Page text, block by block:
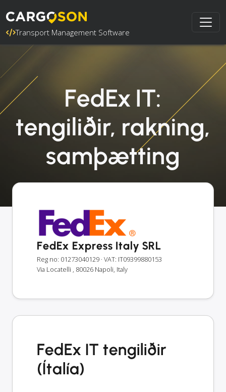
Transport Management Software
FedEx IT:
tengiliðir, rakning,
samþætting
FedEx Express Italy SRL
Reg no: 01273040129 · VAT: IT09399880153
Via Locatelli , 80026 Napoli, Italy
FedEx IT tengiliðir
(Ítalía)